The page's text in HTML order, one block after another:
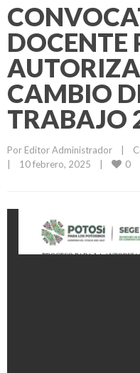
DOCENTE
CAMBIO
TRABAJO
Por Editor Administrador
10 febrero, 2025 0